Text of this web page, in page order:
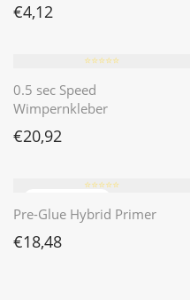
€4,12
⭐️⭐️⭐️⭐️⭐️
0.5 sec Speed
Wimpernkleber
€20,92
⭐️⭐️⭐️⭐️⭐️
Pre-Glue Hybrid Primer
€18,48